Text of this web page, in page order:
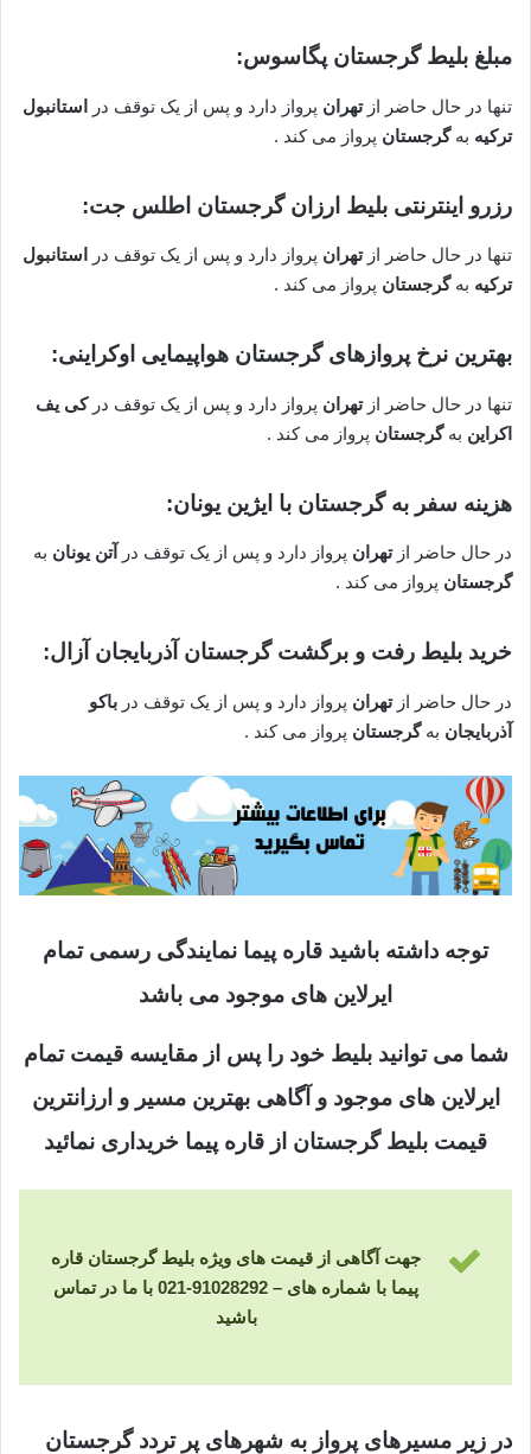
مبلغ بلیط گرجستان پگاسوس:
تنها در حال حاضر ازتهران پرواز دارد و پس از یک توقف در
استانبول
ترکیه بهگرجستان پرواز می کند .
رزرو اینترنتی بلیط ارزان گرجستان اطلس جت:
تنها در حال حاضر ازتهران پرواز دارد و پس از یک توقف در
استانبول
ترکیه بهگرجستان پرواز می کند .
بهترین نرخ پروازهای گرجستان هواپیمایی اوکراینی:
تنها در حال حاضر ازتهران پرواز دارد و پس از یک توقف درکی یف
اکراین بهگرجستان پرواز می کند .
هزینه سفر به گرجستان با ایژین یونان:
در حال حاضر ازتهران پرواز دارد و پس از یک توقف در آتن یونان به
گرجستان پرواز می کند .
خرید بلیط رفت و برگشت گرجستان آذربایجان آزال:
در حال حاضر ازتهران پرواز دارد و پس از یک توقف در باکو
آذربایجان بهگرجستان پرواز می کند .
توجه داشته باشید قاره پیما نمایندگی رسمی تمام
ایرلاین های موجود می باشد
شما می توانید بلیط خود را پس از مقایسه قیمت تمام
ایرلاین های موجود و آگاهی بهترین مسیر و ارزانترین
قیمت بلیط گرجستان از قاره پیما خریداری نمائید
جهت آگاهی از قیمت های ویژه بلیط گرجستان قاره
پیما با شماره های – 91028292-021 با ما در تماس
باشید
در زیر مسیرهای پرواز به شهرهای پر تردد گرجستان